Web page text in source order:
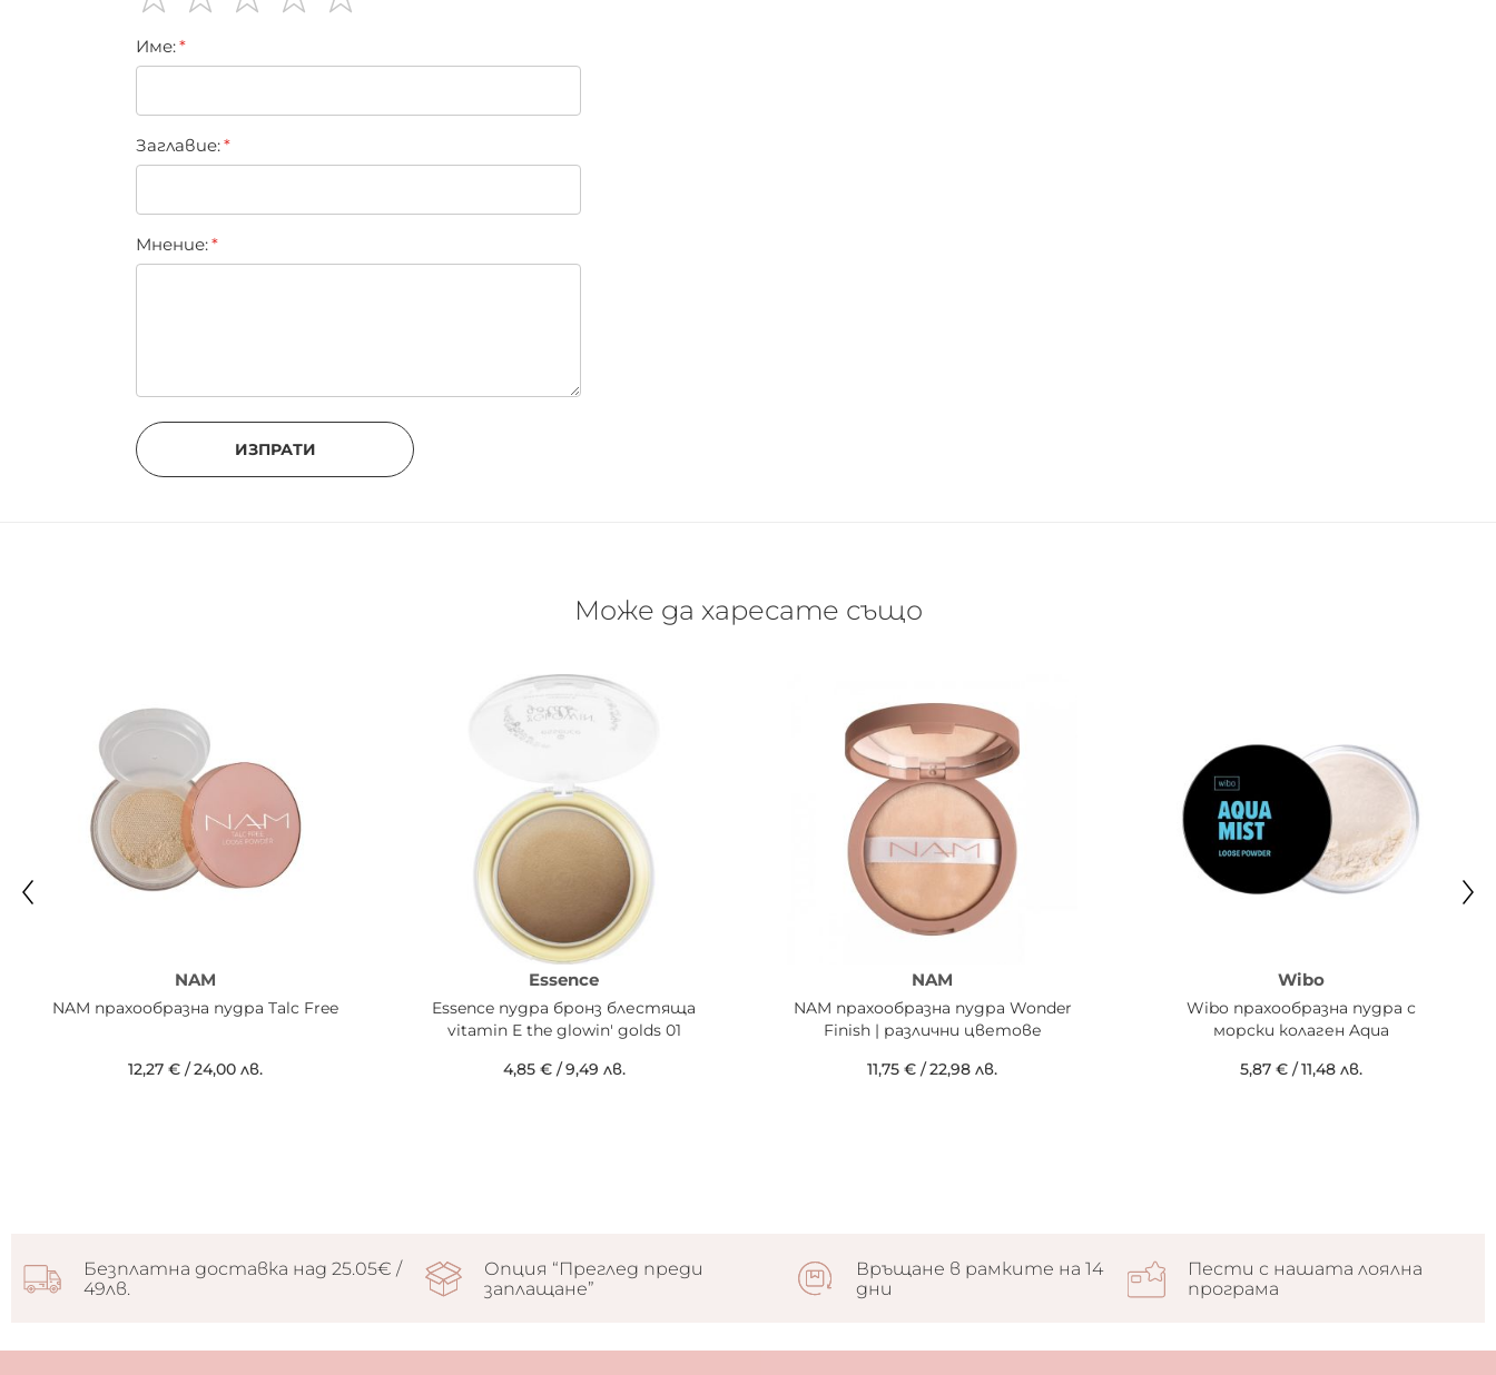
star
stars
stars
stars
stars
Име:
Заглавиe:
Мнение:
ИЗПРАТИ
Може да харесате също
NAM
NAM прахообразна пудра Talc Free
12,27 € /24,00 лв.
Essence
Essence пудра бронз блестяща
vitamin E the glowin' golds 01
4,85 €/9,49 лв.
NAM
NAM прахообразна пудра Wonder
Finish | различни цветове
11,75 € /22,98 лв.
Wibo
Wibo прахообразна пудра с
морски колаген Aqua
5,87 €/11,48 лв.
Безплатна доставка над 25.05€ /
49лв.
Опция “Преглед преди
заплащане”
Връщане в рамките на 14
дни
Пести с нашата лоялна
програма